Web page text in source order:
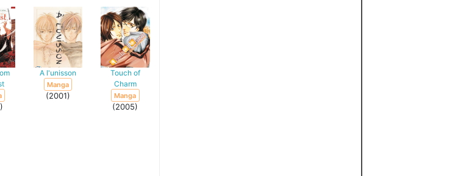
A l'unisson
Manga
(2001)
Touch of
Charm
Manga
(2005)